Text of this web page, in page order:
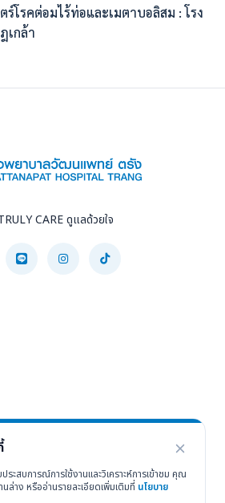
โรคต่อมไร้ท่อและเมตาบอลิสม : โรง
เกล้า
CARE ดูแลด้วยใจ
ง อ.เมือง จ.ตรัง 92000
ระสบการณ์การใช้งานและวิเคราะห์การเข้าชม คุณ
ล่าง หรืออ่านรายละเอียดเพิ่มเติมที่ นโยบาย